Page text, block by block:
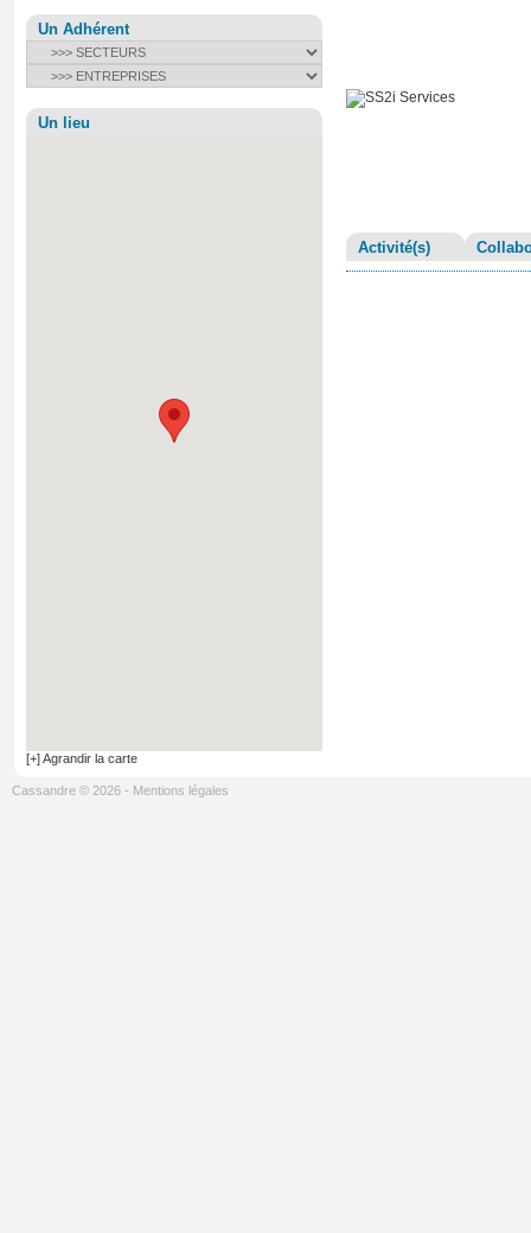
Un Adhérent
Un lieu
[+] Agrandir la carte
Activité(s)
Cassandre © 2026 - Mentions légales